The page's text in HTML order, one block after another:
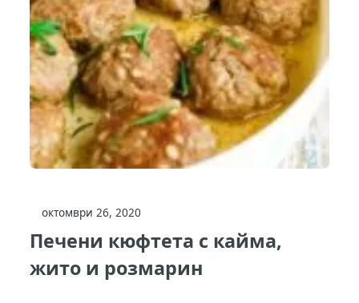
октомври 26, 2020
Печени кюфтета с кайма,
жито и розмарин